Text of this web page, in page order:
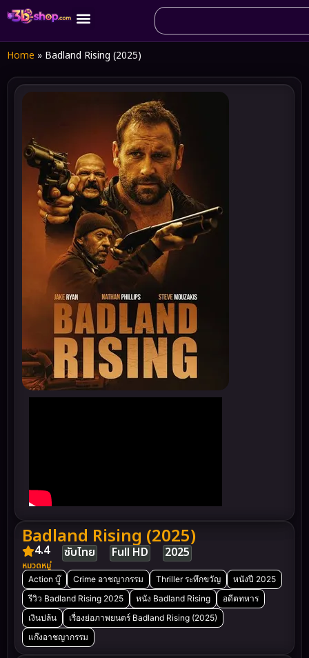
Home » Badland Rising (2025)
Badland Rising (2025)
4.4 ซับไทย Full HD 2025
หมวดหมู่
Action บู๊ Crime อาชญากรรม Thriller ระทึกขวัญ
หนังปี 2025
รีวิว Badland Rising 2025
หนัง Badland Rising
อดีตทหาร
เงินปล้น
เรื่องย่อภาพยนตร์ Badland Rising (2025)
แก๊งอาชญากรรม